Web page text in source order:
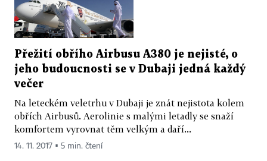
Přežití obřího Airbusu A380 je nejisté, o
jeho budoucnosti se v Dubaji jedná každý
večer
Na leteckém veletrhu v Dubaji je znát nejistota kolem
obřích Airbusů. Aerolinie s malými letadly se snaží
komfortem vyrovnat těm velkým a daří...
14. 11. 2017 ▪ 5 min. čtení